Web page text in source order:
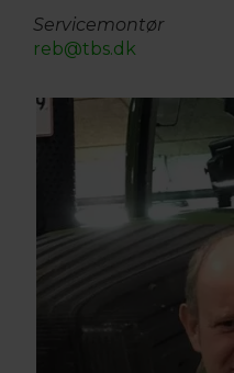
Servicemontør
reb@tbs.dk